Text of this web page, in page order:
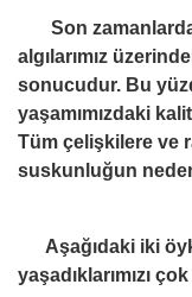
Son zamanlarda
algılarımız
sonucudur. Bu
yaşamımızdaki
Tüm çelişkilere ve
suskunluğun
Aşağıdaki iki
yaşadıklarımızı